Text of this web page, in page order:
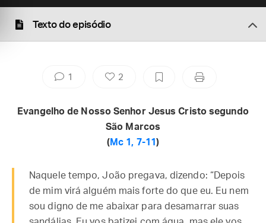
Texto do episódio
1 2
Evangelho de Nosso Senhor Jesus Cristo segundo
São Marcos
( Mc 1, 7-11 )
Naquele tempo, João pregava, dizendo: “Depois
de mim virá alguém mais forte do que eu. Eu nem
sou digno de me abaixar para desamarrar suas